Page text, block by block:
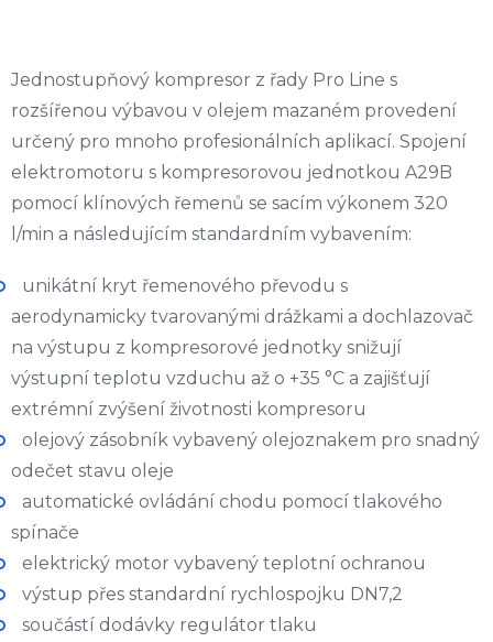
Jednostupňový kompresor z řady Pro Line s
rozšířenou výbavou v olejem mazaném provedení
určený pro mnoho profesionálních aplikací. Spojení
elektromotoru s kompresorovou jednotkou A29B
pomocí klínových řemenů se sacím výkonem 320
l/min a následujícím standardním vybavením:
unikátní kryt řemenového převodu s
aerodynamicky tvarovanými drážkami a dochlazovač
na výstupu z kompresorové jednotky snižují
výstupní teplotu vzduchu až o +35 °C a zajišťují
extrémní zvýšení životnosti kompresoru
olejový zásobník vybavený olejoznakem pro snadný
odečet stavu oleje
automatické ovládání chodu pomocí tlakového
spínače
elektrický motor vybavený teplotní ochranou
výstup přes standardní rychlospojku DN7,2
součástí dodávky regulátor tlaku